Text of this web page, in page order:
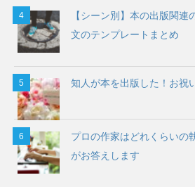
【シーン別】本の出版関連
文のテンプレートまとめ
知人が本を出版した！お祝
プロの作家はどれくらいの
がお答えします